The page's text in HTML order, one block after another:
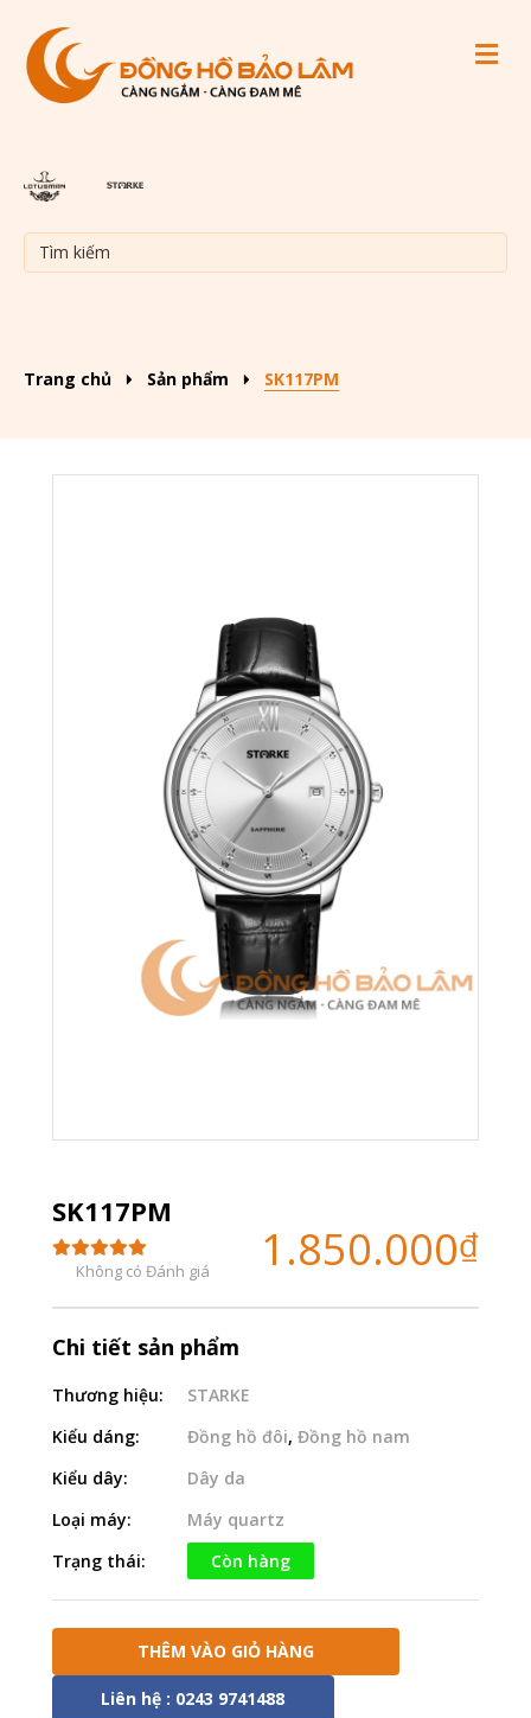
Trang chủ Sản phẩm SK117PM
SK117PM
Không có Đánh giá 1.850.000₫
Chi tiết sản phẩm
Thương hiệu:
STARKE
Kiểu dáng:
Đồng hồ đôi, Đồng hồ nam
Kiểu dây:
Dây da
Loại máy:
Máy quartz
Trạng thái:
Còn hàng
THÊM VÀO GIỎ HÀNG
Liên hệ : 0243 9741488